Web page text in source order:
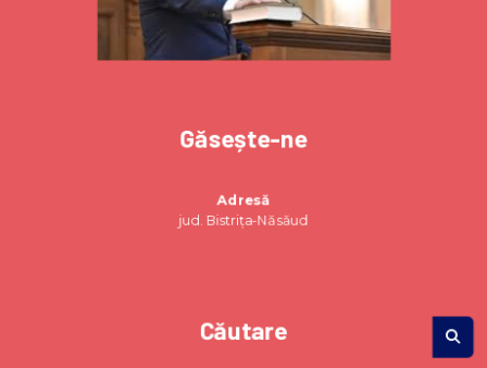
Găsește-ne
Adresă
jud. Bistrița-Năsăud
Căutare